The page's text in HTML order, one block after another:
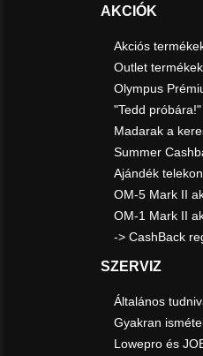
AKCIÓK
Akciós
Outlet termékek
Olympus
"Tedd
Madarak a
Summer
Ajándék
OM-5 Mark II
OM-1 Mark II
-> CashBack
SZERVIZ
Általános
Gyakran
Lowepro és